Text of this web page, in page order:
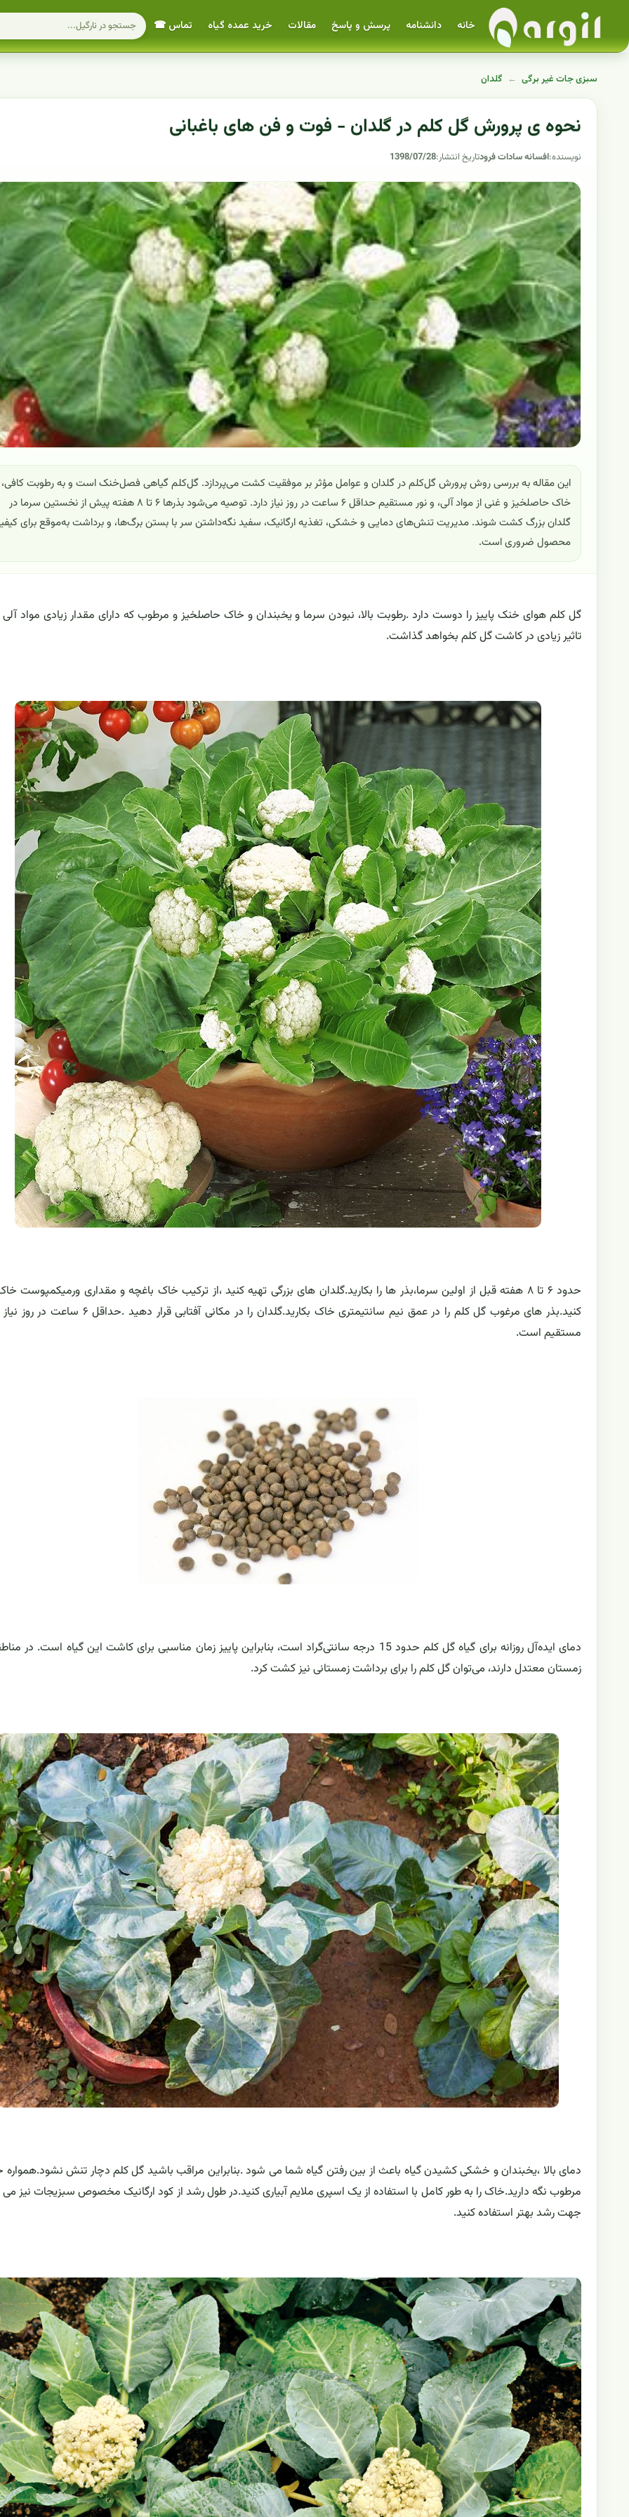
خانه دانشنامه پرسش و پاسخ مقالات خرید عمده گیاه تماس ☎
سبزی جات غیر برگی ← گلدان
نحوه ی پرورش گل کلم در گلدان - فوت و فن های باغبانی
نویسنده:افسانه سادات فرودتاریخ انتشار:1398/07/28
این مقاله به بررسی روش پرورش گل‌کلم در گلدان و عوامل مؤثر بر موفقیت کشت می‌پردازد. گل‌کلم گیاهی فصل‌خنک است و به رطوبت کافی،
خاک حاصلخیز و غنی از مواد آلی، و نور مستقیم حداقل ۶ ساعت در روز نیاز دارد. توصیه می‌شود بذرها ۶ تا ۸ هفته پیش از نخستین سرما در
گلدان بزرگ کشت شوند. مدیریت تنش‌های دمایی و خشکی، تغذیه ارگانیک، سفید نگه‌داشتن سر با بستن برگ‌ها، و برداشت به‌موقع برای
محصول ضروری است.
گل کلم هوای خنک پاییز را دوست دارد .رطوبت بالا، نبودن سرما و یخبندان و خاک حاصلخیز و مرطوب که دارای مقدار زیادی مواد آلی
تاثیر زیادی در کاشت گل کلم بخواهد گذاشت.
حدود ۶ تا ۸ هفته قبل از اولین سرما،بذر ها را بکارید.گلدان های بزرگی تهیه کنید ،از ترکیب خاک باغچه و مقداری ورمیکمپوست
کنید.بذر های مرغوب گل کلم را در عمق نیم سانتیمتری خاک بکارید.گلدان را در مکانی آفتابی قرار
مستقیم است.
دمای ایده‌آل روزانه برای گیاه گل کلم حدود 15 درجه سانتی‌گراد است، بنابراین پاییز زمان مناسبی برای کاشت این گیاه است. در
زمستان معتدل دارند، می‌توان گل کلم را برای برداشت زمستانی نیز کشت کرد.
دمای بالا ،یخبندان و خشکی ‌کشیدن گیاه باعث از بین رفتن گیاه شما می شود .بنابراین مراقب باشید گل کلم دچار تنش نشود.همواره
مرطوب نگه دارید.خاک را به طور کامل با استفاده از یک اسپری ملایم آبیاری کنید.در طول رشد از کود ارگانیک مخصوص سبزیجات نیز می
جهت رشد بهتر استفاده کنید.